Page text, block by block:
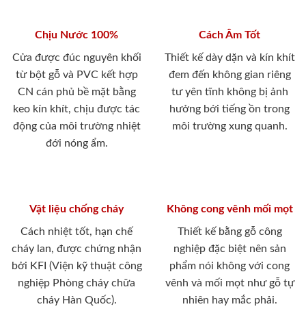
Chịu Nước 100%
Cửa được đúc nguyên khối
từ bột gỗ và PVC kết hợp
CN cán phủ bề mặt bằng
keo kín khít, chịu được tác
động của môi trường nhiệt
đới nóng ẩm.
Cách Âm Tốt
Thiết kế dày dặn và kín khít
đem đến không gian riêng
tư yên tĩnh không bị ảnh
hưởng bới tiếng ồn trong
môi trường xung quanh.
Vật liệu chống cháy
Cách nhiệt tốt, hạn chế
cháy lan, được chứng nhận
bởi KFI (Viện kỹ thuật công
nghiệp Phòng cháy chữa
cháy Hàn Quốc).
Không cong vênh mối mọt
Thiết kế bằng gỗ công
nghiệp đặc biệt nên sản
phẩm nói không với cong
vênh và mối mọt như gỗ tự
nhiên hay mắc phải.